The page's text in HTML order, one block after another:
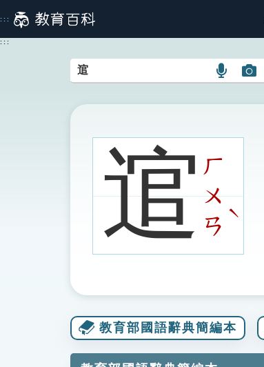
到
主
:::
:::
語
搜
圖
圖
搜
逭ㄏ
ㄨ
ㄢ
ˋ
教育部國語辭典簡編本